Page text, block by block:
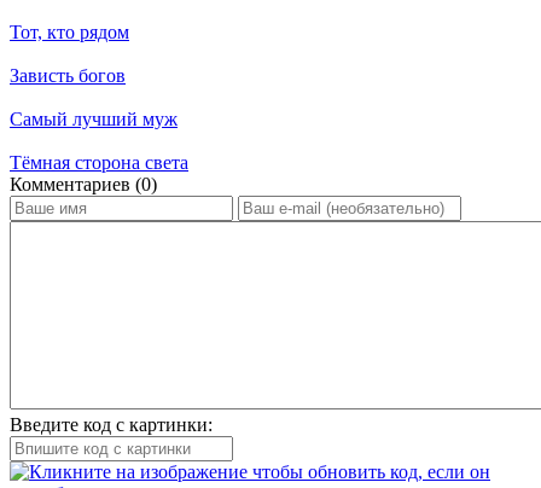
Тот, кто рядом
Зависть богов
Самый лучший муж
Тёмная сторона света
Ком­мен­та­ри­ев (0)
Введите код с картинки: